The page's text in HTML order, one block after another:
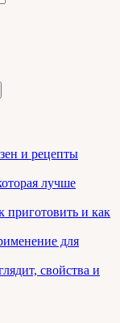
и рецепты
лучше
приготовить и как
для
свойства и